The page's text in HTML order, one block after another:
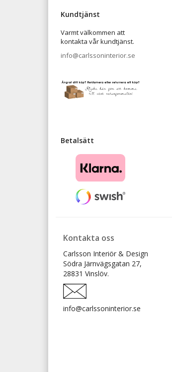
Kundtjänst
Varmt välkommen att
kontakta vår kundtjänst.
info@carlssoninterior.se
Betalsätt
Kontakta oss
Carlsson Interiör & Design
Södra Järnvägsgatan 27,
28831 Vinslöv.
info@carlssoninterior.se